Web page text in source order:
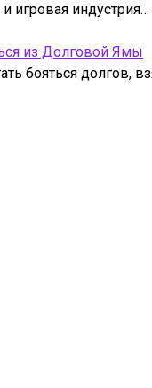
индустрия…
из Долговой Ямы
бояться долгов,